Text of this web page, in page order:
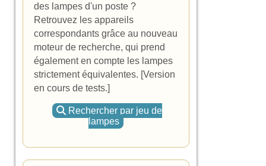
des lampes d'un poste ?
Retrouvez les appareils
correspondants grâce au nouveau
moteur de recherche, qui prend
également en compte les lampes
strictement équivalentes. [Version
en cours de tests.]
Rechercher par jeu de
lampes